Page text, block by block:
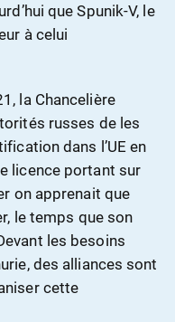
que Spunik-V, le
à celui
la Chancelière
russes de les
dans l’UE en
licence portant sur
on apprenait que
le temps que son
les besoins
des alliances sont
cette